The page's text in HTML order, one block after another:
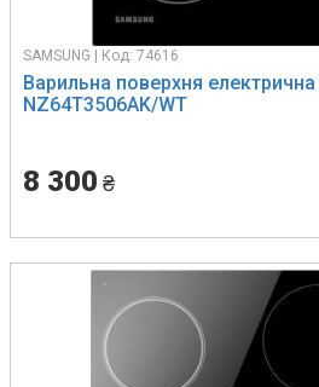
SAMSUNG | Код: 74616
Варильна поверхня
NZ64T3506AK/WT
8 300 ₴
Previous